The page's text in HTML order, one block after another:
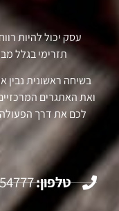
עסק יכול להיות
תזרימי בגלל
בשיחה ראשונית
ואת האתגרים
לכם את דרך
טלפון:0547754777